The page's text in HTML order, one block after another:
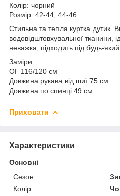
Колір: чорний
⁠Розмір: 42-44, 44-46
Стильна та тепла куртка дутик.
водовідштовхувальної тканини,
неважка, підходить під будь-
Заміри:
ОГ 116/120 см
Довжина рукава від шиї 75 см
Довжина по спинці 49 см
Приховати
Характеристики
Основні
Сезон
Колір